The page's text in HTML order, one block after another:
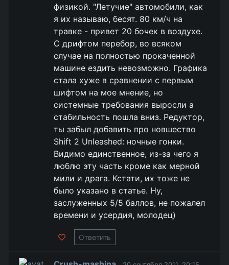
физикой. "Летучие" автомобили, как
я их называю, бесят. 80 км/ч на
травке - привет 20 бочек в воздухе.
С дрифтом перебор, во всяком
случае на полностью прокаченной
машине ездить невозможно. Графика
стала хуже в сравнении с первым
шифтом на мое мнение, но
системные требования выросли а
стабильность пошла вниз. Редуктор,
ты забыл добавить про новшество
Shift 2 Unleashed: ночные гонки.
Видимо единственное, из-за чего я
люблю эту часть кроме как мерной
мили и драга. Кстати, их тоже не
было указано в статье. Ну,
заслуженных 5/5 баллов, не пожалел
времени и усердия, молодец)
Ответить